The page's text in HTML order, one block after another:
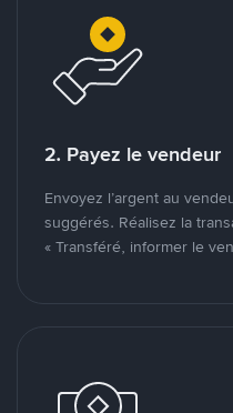
2. Payez le vendeur
Envoyez l’argent au
suggérés. Réalisez la
« Transféré, informer le